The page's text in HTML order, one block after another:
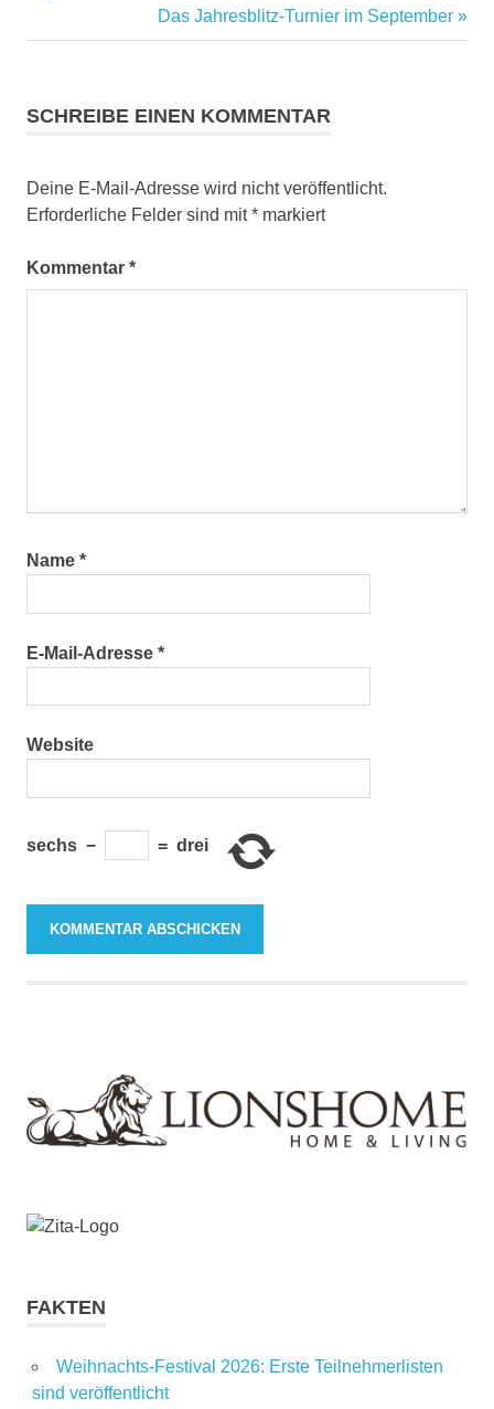
Nächster
Beitrag:
Das Jahresblitz-Turnier im September
SCHREIBE EINEN KOMMENTAR
Deine E-Mail-Adresse wird nicht veröffentlicht.
Erforderliche Felder sind mit* markiert
Kommentar *
Name *
E-Mail-Adresse *
Website
sechs − = drei
FAKTEN
Weihnachts-Festival 2026: Erste Teilnehmerlisten
sind veröffentlicht